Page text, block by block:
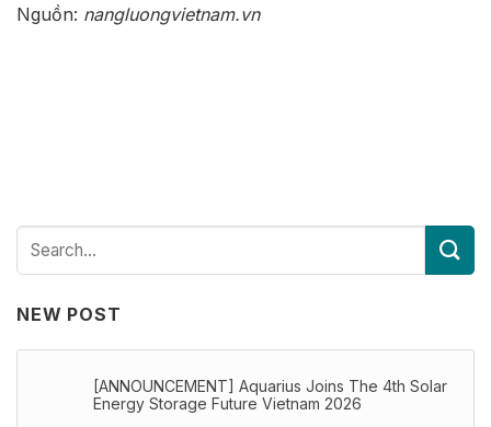
Nguồn: nangluongvietnam.vn
NEW POST
[ANNOUNCEMENT] Aquarius Joins The 4th Solar
Energy Storage Future Vietnam 2026